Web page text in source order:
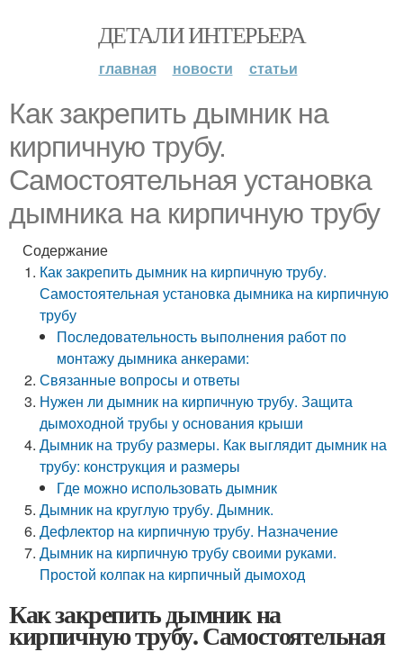
ДЕТАЛИ ИНТЕРЬЕРА
главная новости статьи
Как закрепить дымник на
кирпичную трубу.
Самостоятельная установка
дымника на кирпичную трубу
Содержание
Как закрепить дымник на кирпичную трубу.
Самостоятельная установка дымника на кирпичную
трубу
Последовательность выполнения работ по
монтажу дымника анкерами:
Связанные вопросы и ответы
Нужен ли дымник на кирпичную трубу. Защита
дымоходной трубы у основания крыши
Дымник на трубу размеры. Как выглядит дымник на
трубу: конструкция и размеры
Где можно использовать дымник
Дымник на круглую трубу. Дымник.
Дефлектор на кирпичную трубу. Назначение
Дымник на кирпичную трубу своими руками.
Простой колпак на кирпичный дымоход
Как закрепить дымник на
кирпичную трубу. Самостоятельная